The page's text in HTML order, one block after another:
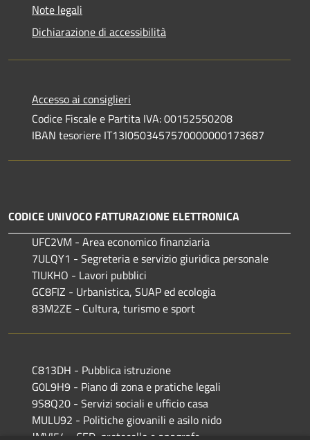
Note legali
Dichiarazione di accessibilità
Accesso ai consiglieri
Codice Fiscale e Partita IVA: 00152550208
IBAN tesoriere IT13I0503457570000000173687
CODICE UNIVOCO FATTURAZIONE ELETTRONICA
UFC2VM - Area economico finanziaria
7ULQY1 - Segreteria e servizio giuridica personale
TIUKHO - Lavori pubblici
GC8FIZ - Urbanistica, SUAP ed ecologia
83M2ZE - Cultura, turismo e sport
C813DH - Pubblica istruzione
G0L9H9 - Piano di zona e pratiche legali
9S8Q20 - Servizi sociali e ufficio casa
MULU92 - Politiche giovanili e asilo nido
JMVI54 - CED, protocollo e anagrafe